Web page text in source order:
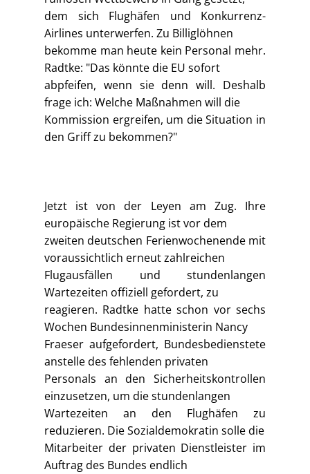
dem sich Flughäfen und Konkurrenz-
Airlines unterwerfen. Zu Billiglöhnen
bekomme man heute kein Personal mehr.
Radtke: "Das könnte die EU sofort
abpfeifen, wenn sie denn will. Deshalb
frage ich: Welche Maßnahmen will die
Kommission ergreifen, um die Situation in
den Griff zu bekommen?"
Jetzt ist von der Leyen am Zug. Ihre
europäische Regierung ist vor dem
zweiten deutschen Ferienwochenende mit
voraussichtlich erneut zahlreichen
Flugausfällen und stundenlangen
Wartezeiten offiziell gefordert, zu
reagieren. Radtke hatte schon vor sechs
Wochen Bundesinnenministerin Nancy
Fraeser aufgefordert, Bundesbedienstete
anstelle des fehlenden privaten
Personals an den Sicherheitskontrollen
einzusetzen, um die stundenlangen
Wartezeiten an den Flughäfen zu
reduzieren. Die Sozialdemokratin solle die
Mitarbeiter der privaten Dienstleister im
Auftrag des Bundes endlich